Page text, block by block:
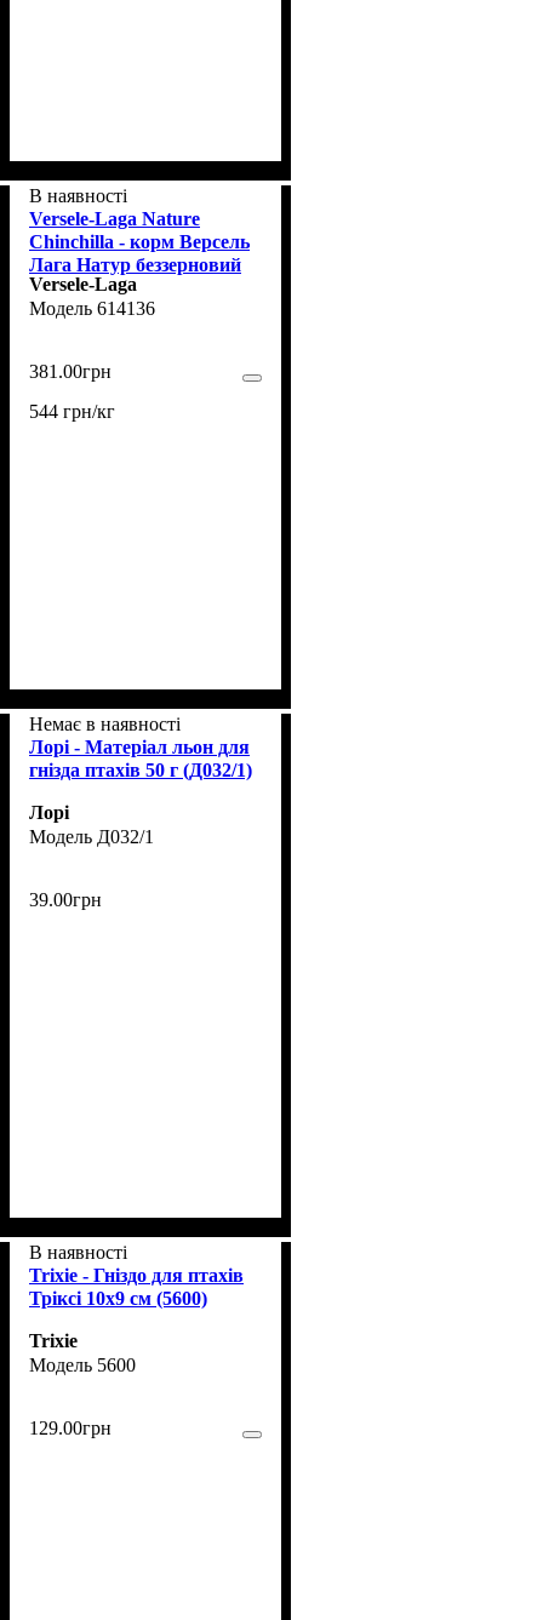
В наявності
Versele-Laga Nature
Chinchilla - корм Версель
Лага Натур беззерновий
для шиншил 700 г
(614136)
Versele-Laga
614136
381 .00грн
544 грн/кг
Немає в наявності
Лорі - Матеріал льон для
гнізда птахів 50 г (Д032/1)
Лорі
Д032/1
39.00грн
В наявності
Trixie - Гніздо для птахів
Тріксі 10х9 см (5600)
Trixie
5600
129.00грн